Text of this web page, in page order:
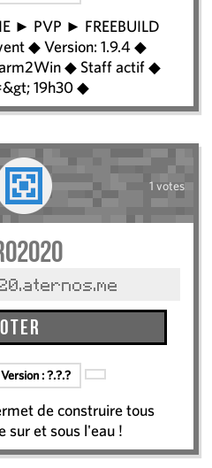
► PVP ► FREEBUILD
◆ Version: 1.9.4 ◆
◆ Staff actif ◆
19h30 ◆
1 votes
Version :?.?.?
de construire tous
sur et sous l'eau !